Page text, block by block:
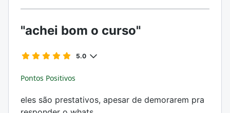
"achei bom o curso"
5.0
Pontos Positivos
eles são prestativos, apesar de demorarem pra